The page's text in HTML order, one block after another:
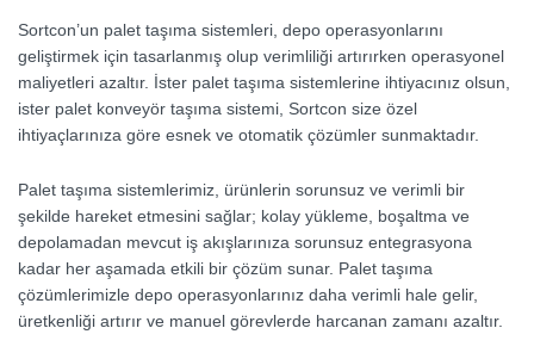
Sortcon’un palet taşıma sistemleri, depo operasyonlarını
geliştirmek için tasarlanmış olup verimliliği artırırken operasyonel
maliyetleri azaltır. İster palet taşıma sistemlerine ihtiyacınız olsun,
ister palet konveyör taşıma sistemi, Sortcon size özel
ihtiyaçlarınıza göre esnek ve otomatik çözümler sunmaktadır.
Palet taşıma sistemlerimiz, ürünlerin sorunsuz ve verimli bir
şekilde hareket etmesini sağlar; kolay yükleme, boşaltma ve
depolamadan mevcut iş akışlarınıza sorunsuz entegrasyona
kadar her aşamada etkili bir çözüm sunar. Palet taşıma
çözümlerimizle depo operasyonlarınız daha verimli hale gelir,
üretkenliği artırır ve manuel görevlerde harcanan zamanı azaltır.